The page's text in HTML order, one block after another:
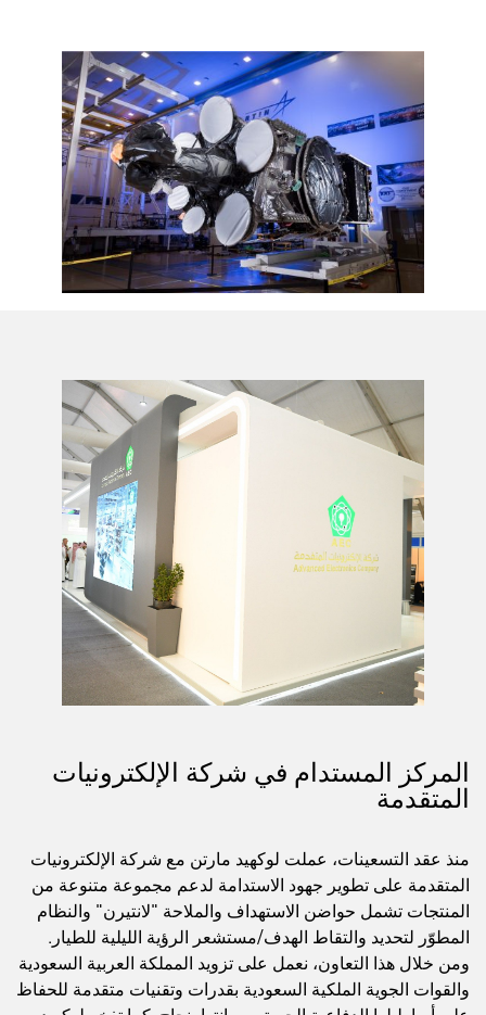
المركز المستدام في شركة الإلكترونيات
المتقدمة
منذ عقد التسعينات، عملت لوكهيد مارتن مع شركة الإلكترونيات
المتقدمة على تطوير جهود الاستدامة لدعم مجموعة متنوعة من
المنتجات تشمل حواضن الاستهداف والملاحة "لانتيرن" والنظام
المطوّر لتحديد والتقاط الهدف/مستشعر الرؤية الليلية للطيار.
ومن خلال هذا التعاون، نعمل على تزويد المملكة العربية السعودية
والقوات الجوية الملكية السعودية بقدرات وتقنيات متقدمة للحفاظ